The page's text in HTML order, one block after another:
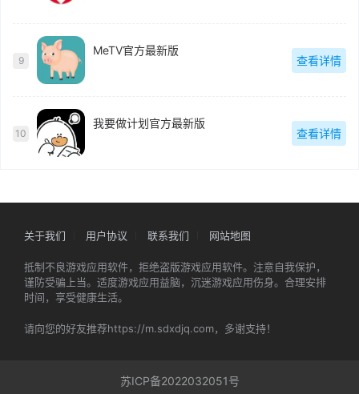
9
MeTV官方最新版
查看详情
10
我要做计划官方最新版
查看详情
关于我们 用户协议 联系我们 网站地图
抵制不良游戏应用软件，拒绝盗版游戏应用软件。注意自我保护，
谨防受骗上当。适度游戏应用益脑，沉迷游戏应用伤身。合理安排
时间，享受健康生活。
请向您的好友推荐https://m.sdxdjq.com，多谢支持！
苏ICP备2022032051号